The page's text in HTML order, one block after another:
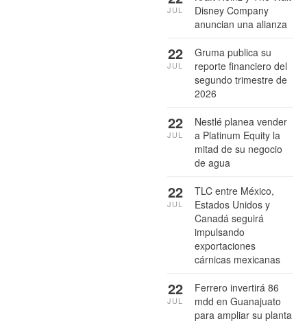
Disney Company
anuncian una alianza
JUL
Gruma publica su
reporte financiero del
segundo trimestre de
2026
22
JUL
Nestlé planea vender
a Platinum Equity la
mitad de su negocio
de agua
22
JUL
TLC entre México,
Estados Unidos y
Canadá seguirá
impulsando
exportaciones
cárnicas mexicanas
22
JUL
Ferrero invertirá 86
mdd en Guanajuato
para ampliar su planta
22
JUL